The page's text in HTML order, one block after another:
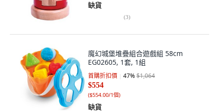
缺貨
(3)
魔幻城堡堆疊組合遊戲組 58cm
EG02605, 1套, 1組
首購折扣價 47%$1,064
$554
($554.00/1個)
缺貨